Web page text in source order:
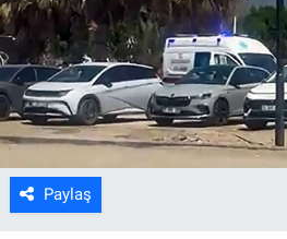
Paylaş
Yaşam
Kültür Sanat
Bilim ve Teknoloji
Genel